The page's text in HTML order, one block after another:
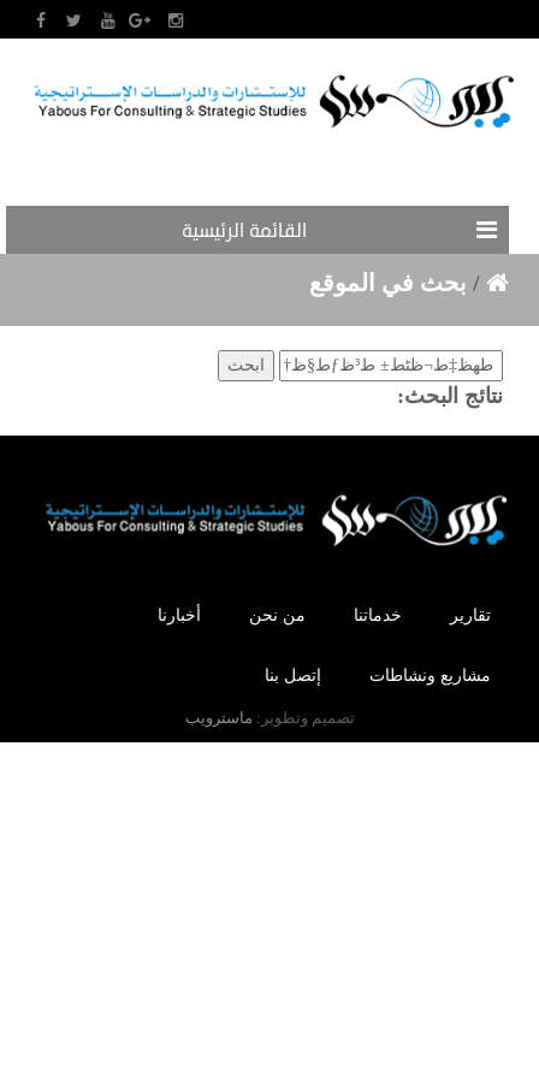
القائمة الرئيسية
/ بحث في الموقع
نتائج البحث:
تقارير خدماتنا من نحن أخبارنا
مشاريع ونشاطات إتصل بنا
تصميم وتطوير: ماسترويب